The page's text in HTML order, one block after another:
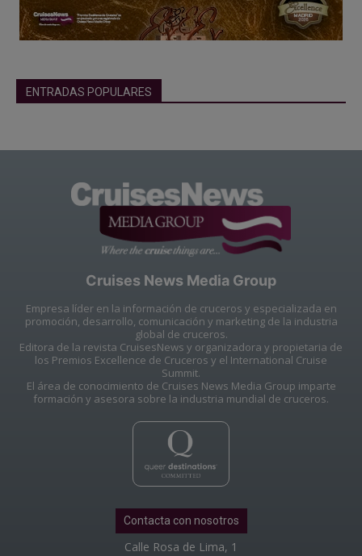
ENTRADAS POPULARES
Cruises News Media Group
Empresa líder en la información de cruceros y especializada en
promoción, desarrollo, comunicación y marketing de la industria
global de cruceros.
Editora de la revista CruisesNews y organizadora y propietaria de
los Premios Excellence de Cruceros y el International Cruise
Summit.
El área de conocimiento de Cruises News Media Group imparte
formación y asesora sobre la industria mundial de cruceros.
Contacta con nosotros
Calle Rosa de Lima, 1